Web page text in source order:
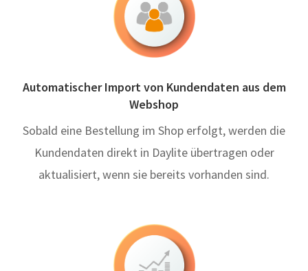
Automatischer Import von Kundendaten aus dem
Webshop
Sobald eine Bestellung im Shop erfolgt, werden die
Kundendaten direkt in Daylite übertragen oder
aktualisiert, wenn sie bereits vorhanden sind.